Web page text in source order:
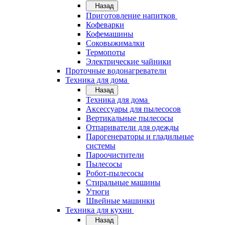
Назад
Приготовление напитков
Кофеварки
Кофемашины
Соковыжималки
Термопоты
Электрические чайники
Проточные водонагреватели
Техника для дома
Назад
Техника для дома
Аксессуары для пылесосов
Вертикальные пылесосы
Отпариватели для одежды
Парогенераторы и гладильные
системы
Пароочистители
Пылесосы
Робот-пылесосы
Стиральные машины
Утюги
Швейные машинки
Техника для кухни
Назад